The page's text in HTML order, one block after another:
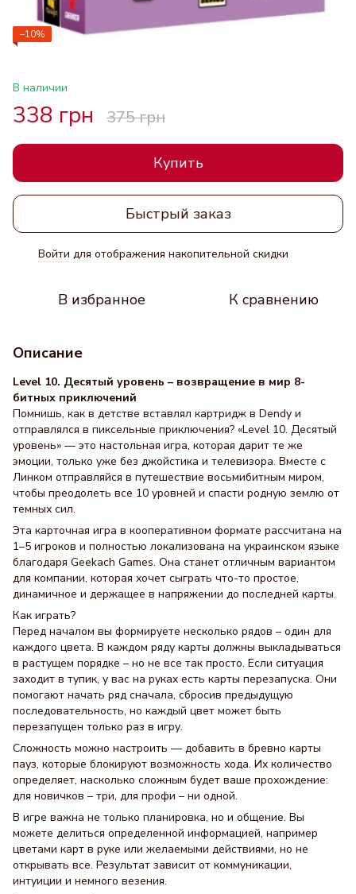
−10%
В наличии
338 грн 375 грн
Купить
Быстрый заказ
Войти для отображения накопительной скидки
В избранное К сравнению
Описание
Level 10. Десятый уровень – возвращение в мир 8-
битных приключений
Помнишь, как в детстве вставлял картридж в Dendy и
отправлялся в пиксельные приключения? «Level 10. Десятый
уровень» — это настольная игра, которая дарит те же
эмоции, только уже без джойстика и телевизора. Вместе с
Линком отправляйся в путешествие восьмибитным миром,
чтобы преодолеть все 10 уровней и спасти родную землю от
темных сил.
Эта карточная игра в кооперативном формате рассчитана на
1–5 игроков и полностью локализована на украинском языке
благодаря Geekach Games. Она станет отличным вариантом
для компании, которая хочет сыграть что-то простое,
динамичное и держащее в напряжении до последней карты.
Как играть?
Перед началом вы формируете несколько рядов – один для
каждого цвета. В каждом ряду карты должны выкладываться
в растущем порядке – но не все так просто. Если ситуация
заходит в тупик, у вас на руках есть карты перезапуска. Они
помогают начать ряд сначала, сбросив предыдущую
последовательность, но каждый цвет может быть
перезапущен только раз в игру.
Сложность можно настроить — добавить в бревно карты
пауз, которые блокируют возможность хода. Их количество
определяет, насколько сложным будет ваше прохождение:
для новичков – три, для профи – ни одной.
В игре важна не только планировка, но и общение. Вы
можете делиться определенной информацией, например
цветами карт в руке или желаемыми действиями, но не
открывать все. Результат зависит от коммуникации,
интуиции и немного везения.